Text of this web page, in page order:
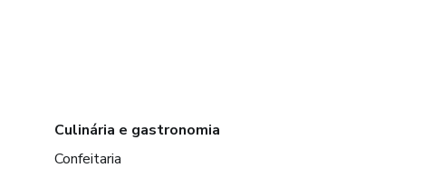
Culinária e gastronomia
Confeitaria